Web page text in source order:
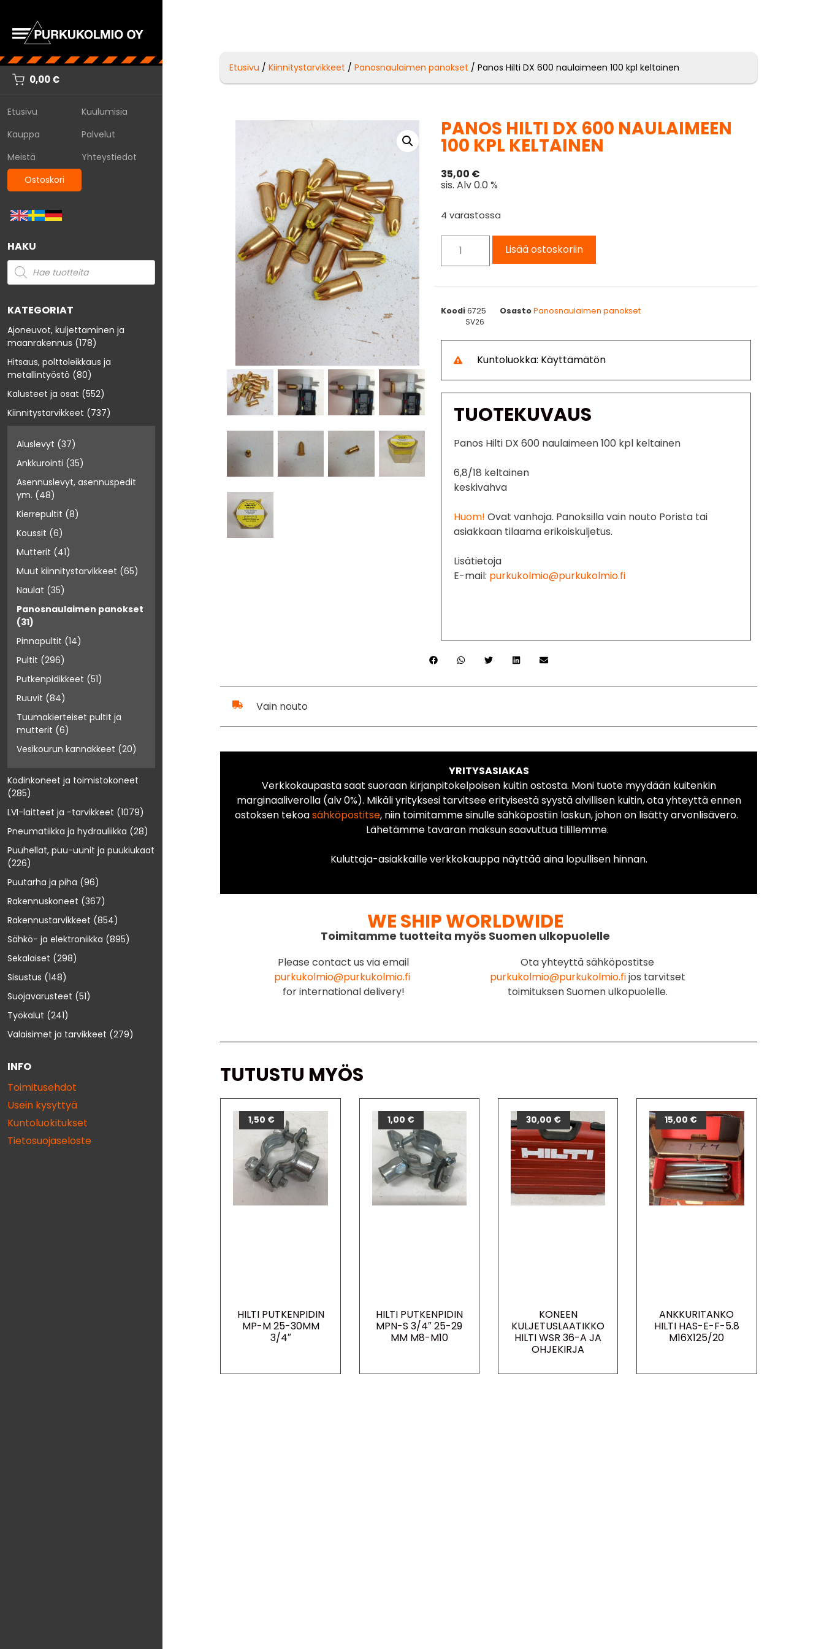
0,00€
Etusivu
Kuulumisia
Kauppa
Palvelut
Meistä
Yhteystiedot
Ostoskori
HAKU
KATEGORIAT
Ajoneuvot, kuljettaminen ja
maanrakennus (178)
Hitsaus, polttoleikkaus ja
metallintyöstö (80)
Kalusteet ja osat (552)
Kiinnitystarvikkeet (737)
Aluslevyt (37)
Ankkurointi (35)
Asennuslevyt, asennuspedit
ym. (48)
Kierrepultit (8)
Koussit (6)
Mutterit (41)
Muut kiinnitystarvikkeet (65)
Naulat (35)
Panosnaulaimen panokset
(31)
Pinnapultit (14)
Pultit (296)
Putkenpidikkeet (51)
Ruuvit (84)
Tuumakierteiset pultit ja
mutterit (6)
Vesikourun kannakkeet (20)
Kodinkoneet ja toimistokoneet
(285)
LVI-laitteet ja -tarvikkeet (1079)
Pneumatiikka ja hydrauliikka (28)
Puuhellat, puu-uunit ja puukiukaat
(226)
Puutarha ja piha (96)
Rakennuskoneet (367)
Rakennustarvikkeet (854)
Sähkö- ja elektroniikka (895)
Sekalaiset (298)
Sisustus (148)
Suojavarusteet (51)
Työkalut (241)
Valaisimet ja tarvikkeet (279)
INFO
Toimitusehdot
Usein kysyttyä
Kuntoluokitukset
Tietosuojaseloste
Etusivu /Kiinnitystarvikkeet /Panosnaulaimen panokset / Panos Hilti DX 600 naulaimeen 100 kpl keltainen
PANOS HILTI DX 600 NAULAIMEEN
100 KPL KELTAINEN
35,00 €
sis. Alv 0.0 %
4 varastossa
Lisää ostoskoriin
Koodi6725 Osasto Panosnaulaimen panokset
SV26
Kuntoluokka: Käyttämätön
TUOTEKUVAUS
Panos Hilti DX 600 naulaimeen 100 kpl keltainen
6,8/18 keltainen
keskivahva
Huom! Ovat vanhoja. Panoksilla vain nouto Porista tai
asiakkaan tilaama erikoiskuljetus.
Lisätietoja
E-mail: purkukolmio@purkukolmio.fi
Vain nouto
YRITYSASIAKAS
Verkkokaupasta saat suoraan kirjanpitokelpoisen kuitin ostosta. Moni tuote myydään kuitenkin
marginaaliverolla (alv 0%). Mikäli yrityksesi tarvitsee erityisestä syystä alvillisen kuitin, ota yhteyttä ennen
ostoksen tekoasähköpostitse, niin toimitamme sinulle sähköpostiin laskun, johon on lisätty arvonlisävero.
Lähetämme tavaran maksun saavuttua tilillemme.
Kuluttaja-asiakkaille verkkokauppa näyttää aina lopullisen hinnan.
WE SHIP WORLDWIDE
Toimitamme tuotteita myös Suomen ulkopuolelle
Please contact us via email
purkukolmio@purkukolmio.fi
for international delivery!
Ota yhteyttä sähköpostitse
purkukolmio@purkukolmio.fijos tarvitset
toimituksen Suomen ulkopuolelle.
TUTUSTU MYÖS
HILTI PUTKENPIDIN
MP-M 25-30MM
3/4″
1,50 €
HILTI PUTKENPIDIN
MPN-S 3/4″ 25-29
MM M8-M10
1,00 €
KONEEN
KULJETUSLAATIKKO
HILTI WSR 36-A JA
OHJEKIRJA
30,00 €
ANKKURITANKO
HILTI HAS-E-F-5.8
M16X125/20
15,00 €